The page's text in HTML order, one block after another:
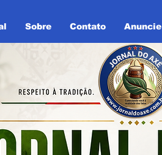
Sobre Contato Anuncie